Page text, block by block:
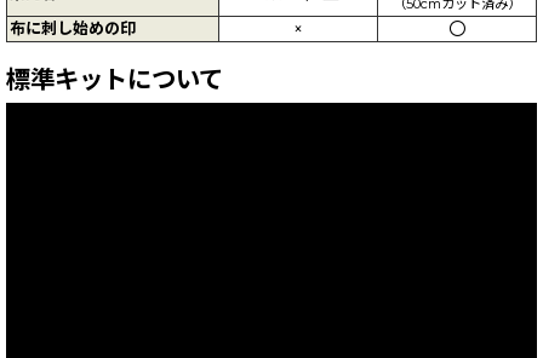
布に刺し始めの印 × 〇
標準キットについて